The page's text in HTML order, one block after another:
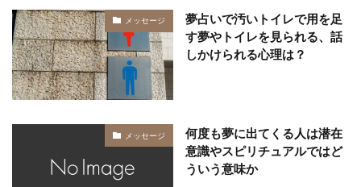
メッセージ
夢占いで汚いトイレで用を足
す夢やトイレを見られる、話
しかけられる心理は？
メッセージ
何度も夢に出てくる人は潜在
意識やスピリチュアルではど
ういう意味か